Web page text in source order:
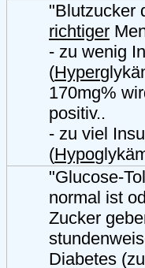
"Blutzucker
richtiger
- zu wenig
(Hyper
170mg%
positiv..
- zu viel
(Hypo
"Glucose-
normal ist
Zucker
Diabetes